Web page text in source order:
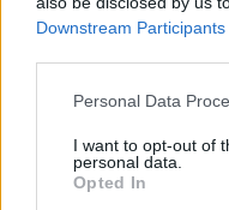
Downstream Participants
Please note that this
not limited to your visit
grant or deny consent
use your data for below
Personal Data
I want to opt-out of
personal data.
Opted In
REGGELI #RTL